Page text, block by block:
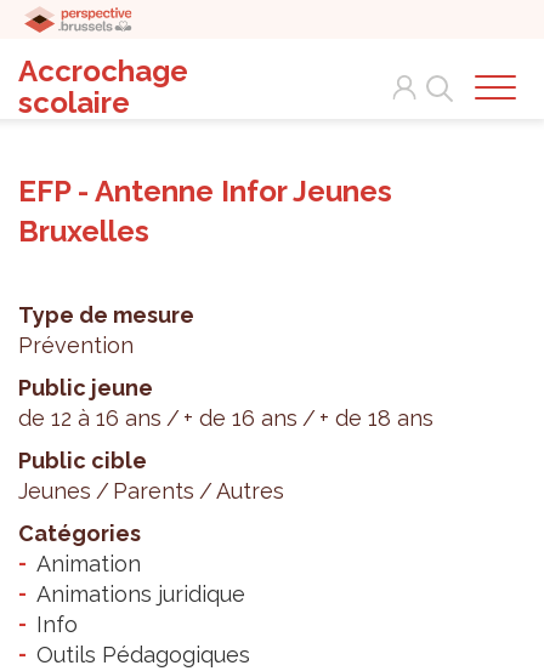
Accrochage
scolaire
Search
EFP - Antenne Infor Jeunes
Bruxelles
Type de mesure
Prévention
Public jeune
de 12 à 16 ans
+ de 16 ans
+ de 18 ans
Public cible
Jeunes
Parents
Autres
Catégories
Animation
Animations juridique
Info
Outils Pédagogiques